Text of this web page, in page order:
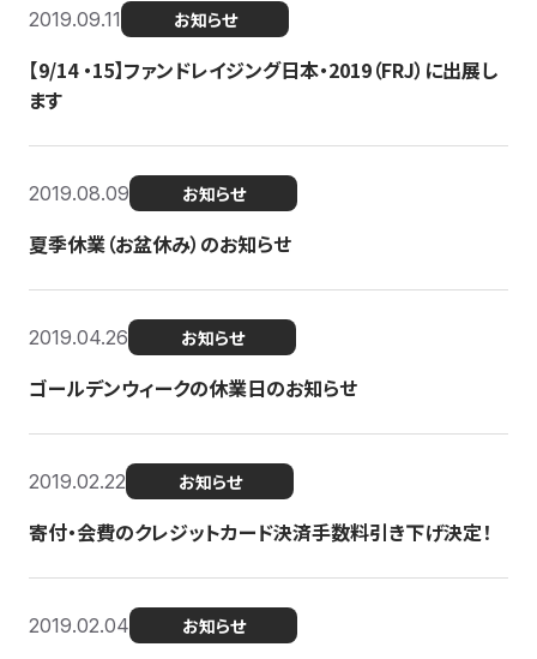
2019.09.11 お知らせ
【9/14 ・15】ファンドレイジング日本・2019（FRJ）に出展し
ます
2019.08.09 お知らせ
夏季休業（お盆休み）のお知らせ
2019.04.26 お知らせ
ゴールデンウィークの休業日のお知らせ
2019.02.22 お知らせ
寄付・会費のクレジットカード決済手数料引き下げ決定！
2019.02.04 お知らせ